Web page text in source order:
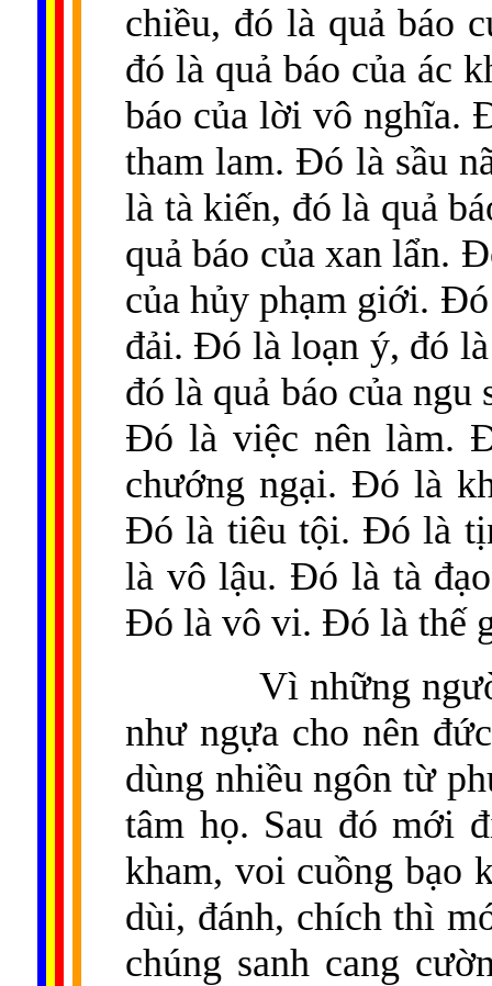
chiều, đó là quả báo
đó là quả báo của ác
báo của lời vô nghĩa.
tham lam. Đó là sầu
là tà kiến, đó là quả
quả báo của xan lẩn.
của hủy phạm giới.
đải. Đó là loạn ý, đó
đó là quả báo của
Đó là việc nên làm.
chướng ngại. Đó là
Đó là tiêu tội. Đó là
là vô lậu. Đó là tà
Đó là vô vi. Đó là thế
Vì những
như ngựa cho nên
dùng nhiều ngôn từ
tâm họ. Sau đó mới
kham, voi cuồng bạo
dùi, đánh, chích thì
chúng sanh cang